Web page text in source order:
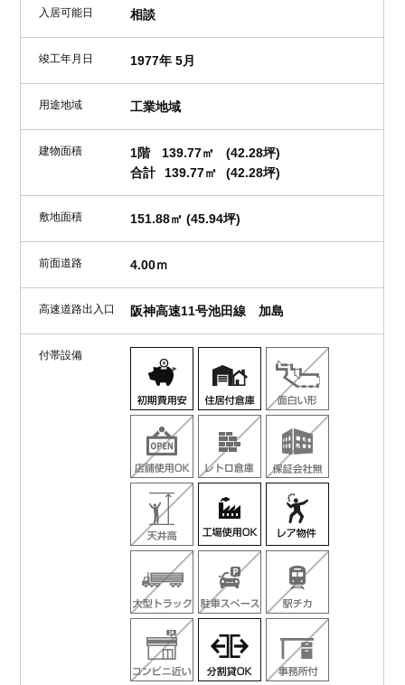
入居可能日 相談
竣工年月日 1977年 5月
用途地域 工業地域
建物面積 1階 139.77㎡
(42.28坪)
合計
139.77㎡ (42.28坪)
敷地面積 151.88㎡ (45.94坪)
前面道路 4.00ｍ
高速道路出入口 阪神高速11号池田線 加島
付帯設備